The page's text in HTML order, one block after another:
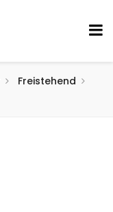
Freistehend